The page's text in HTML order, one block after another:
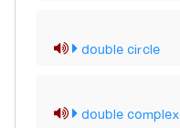
double circle
double complex